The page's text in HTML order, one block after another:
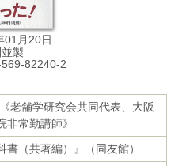
01月20日
製
82240-2
老舗学研究会共同代表、大阪
非常勤講師》
書（共著編）』（同友館）